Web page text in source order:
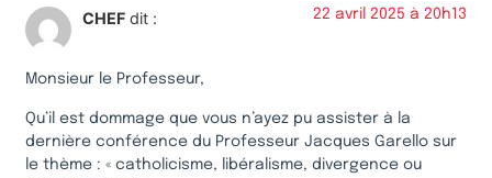
CHEF dit : 22 avril 2025 à 20h13
Monsieur le Professeur,
Qu’il est dommage que vous n’ayez pu assister à la
dernière conférence du Professeur Jacques Garello sur
le thème : « catholicisme, libéralisme, divergence ou